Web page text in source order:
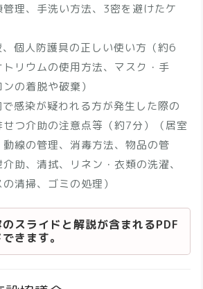
理、手洗い方法、3密を避けたケ
個人防護具の正しい使い方（約6
リウムの使用方法、マスク・手
の着脱や破棄）
感染が疑われる方が発生した際の
つ介助の注意点等（約7分）（居室
線の管理、消毒方法、物品の管
助、清拭、リネン・衣類の洗濯、
清掃、ゴミの処理）
スライドと解説が含まれるPDF
きます。